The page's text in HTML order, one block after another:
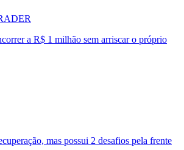
a R$ 1 milhão sem arriscar o próprio
mas possui 2 desafios pela frente